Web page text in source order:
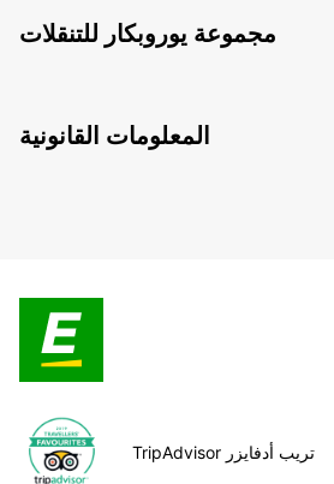
مجموعة يوروبكار للتنقلات
المعلومات القانونية
TripAdvisor تريب أدفايزر